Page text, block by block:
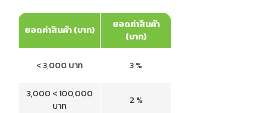
ยอดค่าสินค้า (บาท)
ยอดค่าสินค้า
(บาท)
< 3,000 บาท 3 %
3,000 < 100,000
บาท
2 %